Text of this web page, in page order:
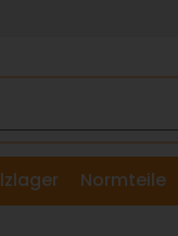
Normteile